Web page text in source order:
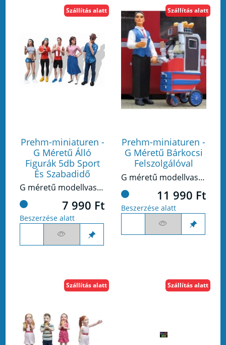
Prehm-miniaturen -
G Méretű Álló
Figurák 5db Sport
És Szabadidő
G méretű modellvasúthoz készült figura készlet.
Szállítás alatt
7 990 Ft
Beszerzése alatt
Prehm-miniaturen -
G Méretű Bárkocsi
Felszolgálóval
G méretű modellvasúthoz készült figura készlet.
Szállítás alatt
11 990 Ft
Beszerzése alatt
Szállítás alatt Szállítás alatt